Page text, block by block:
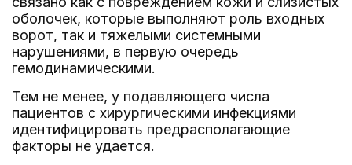
оболочек, которые выполняют роль входных
ворот, так и тяжелыми системными
нарушениями, в первую очередь
гемодинамическими.
Тем не менее, у подавляющего числа
пациентов с хирургическими инфекциями
идентифицировать предрасполагающие
факторы не удается.